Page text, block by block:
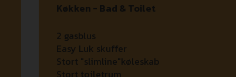
Køkken - Bad & Toilet
2 gasblus
Easy Luk skuffer
Stort "slimline"køleskab
Stort toiletrum